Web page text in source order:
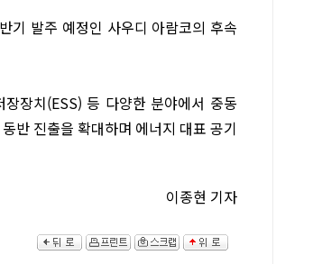
기 발주 예정인 사우디 아람코의 후속
장장치(ESS) 등 다양한 분야에서 중동
반 진출을 확대하며 에너지 대표 공기
이종현 기자